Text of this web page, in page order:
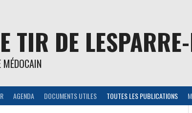
TIR DE
AGENDA DOCUMENTS UTILES TOUTES LES PUBLICATIONS